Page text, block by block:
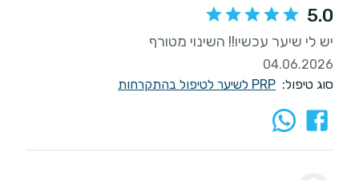
5.0
יש לי שיער עכשיו!! השינוי מטורף
04.06.2026
סוג טיפול: PRP לשיער לטיפול בהתקרחות